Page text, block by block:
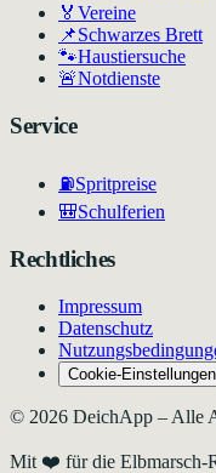
🏅 Vereine
📌Schwarzes Brett
🐾Haustiersuche
🚨Notdienste
Service
⛽Spritpreise
🎒Schulferien
Rechtliches
Impressum
Datenschutz
Cookie-Einstellungen
© 2026 DeichApp – Alle
Mit ❤️ für die Elbmarsch-